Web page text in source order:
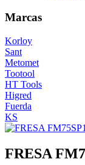
Marcas
Korloy
Sant
Metomet
Tootool
HT Tools
Higred
Fuerda
KS
FRESA